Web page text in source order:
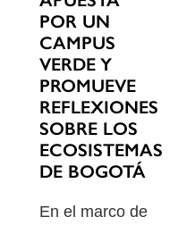
POR UN
CAMPUS
VERDE Y
PROMUEVE
REFLEXIONES
SOBRE LOS
ECOSISTEMAS
DE BOGOTÁ
En el marco de